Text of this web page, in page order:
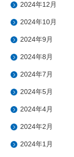
2024年12月
2024年10月
2024年9月
2024年8月
2024年7月
2024年5月
2024年4月
2024年2月
2024年1月